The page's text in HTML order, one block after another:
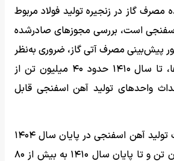
گاز در زنجیره تولید فولاد مربوط
است، بررسی مجوزهای صادرشده
پیش‌بینی مصرف آتی گاز، ضروری به‌نظر
می‌رسد. طبق برآوردها، تا سال ۱۴۱۰ حدود ۴۰ میلیون تن از
واحدهای تولید آهن اسفنجی قابل
بر این اساس، ظرفیت تولید آهن اسفنجی در پایان سال ۱۴۰۴
به بیش از ۵۳ میلیون تن و تا پایان سال ۱۴۱۰ به بیش از ۸۰